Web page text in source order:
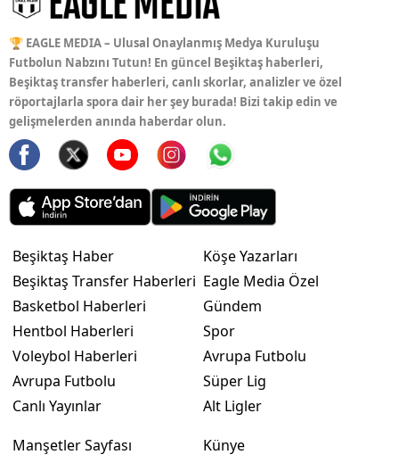
🏆 EAGLE MEDIA – Ulusal Onaylanmış Medya Kuruluşu
Futbolun Nabzını Tutun! En güncel Beşiktaş haberleri,
Beşiktaş transfer haberleri, canlı skorlar, analizler ve özel
röportajlarla spora dair her şey burada! Bizi takip edin ve
gelişmelerden anında haberdar olun.
Beşiktaş Haber
Beşiktaş Transfer Haberleri
Basketbol Haberleri
Hentbol Haberleri
Voleybol Haberleri
Avrupa Futbolu
Canlı Yayınlar
Köşe Yazarları
Eagle Media Özel
Gündem
Spor
Avrupa Futbolu
Süper Lig
Alt Ligler
Manşetler Sayfası
Künye